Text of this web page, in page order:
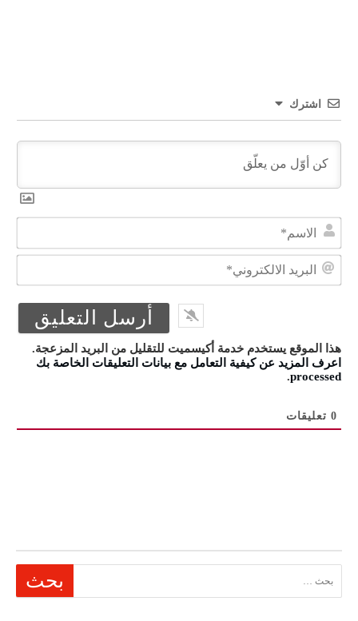
اشترك
هذا الموقع يستخدم خدمة أكيسميت للتقليل من البريد المزعجة.
اعرف المزيد عن كيفية التعامل مع بيانات التعليقات الخاصة بك
processed
.
0 تعليقات
البحث عن: